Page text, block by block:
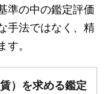
準の中の鑑定評価
手法ではなく、精
。
）を求める鑑定